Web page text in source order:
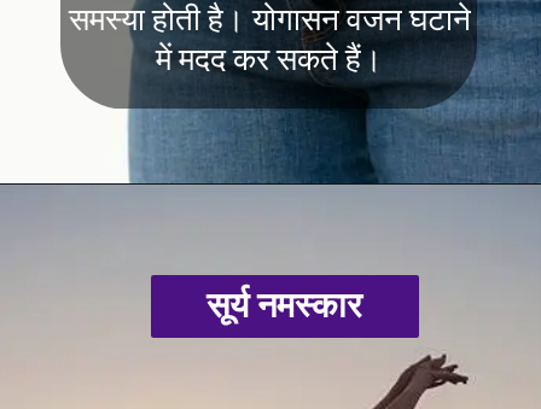
समस्या होती है। योगासन वजन घटाने
में मदद कर सकते हैं।
सूर्य नमस्कार